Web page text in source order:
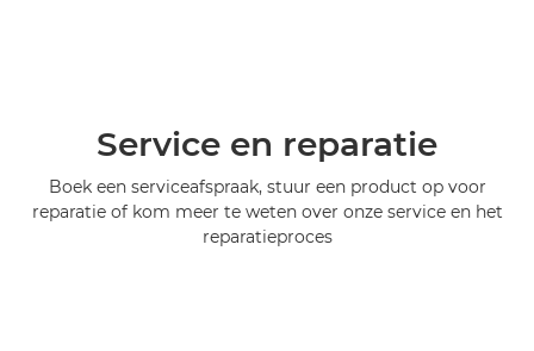
Service en reparatie
Boek een serviceafspraak, stuur een product op voor
reparatie of kom meer te weten over onze service en het
reparatieproces